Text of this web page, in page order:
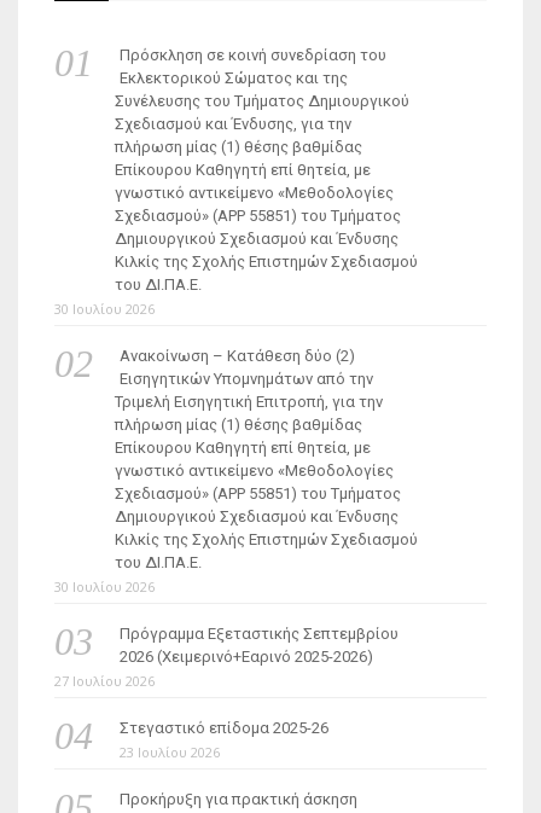
Πρόσκληση σε κοινή συνεδρίαση του
Εκλεκτορικού Σώματος και της
Συνέλευσης του Τμήματος Δημιουργικού
Σχεδιασμού και Ένδυσης, για την
πλήρωση μίας (1) θέσης βαθμίδας
Επίκουρου Καθηγητή επί θητεία, με
γνωστικό αντικείμενο «Μεθοδολογίες
Σχεδιασμού» (ΑΡΡ 55851) του Τμήματος
Δημιουργικού Σχεδιασμού και Ένδυσης
Κιλκίς της Σχολής Επιστημών Σχεδιασμού
του ΔΙ.ΠΑ.Ε.
30 Ιουλίου 2026
Ανακοίνωση – Κατάθεση δύο (2)
Εισηγητικών Υπομνημάτων από την
Τριμελή Εισηγητική Επιτροπή, για την
πλήρωση μίας (1) θέσης βαθμίδας
Επίκουρου Καθηγητή επί θητεία, με
γνωστικό αντικείμενο «Μεθοδολογίες
Σχεδιασμού» (ΑΡΡ 55851) του Τμήματος
Δημιουργικού Σχεδιασμού και Ένδυσης
Κιλκίς της Σχολής Επιστημών Σχεδιασμού
του ΔΙ.ΠΑ.Ε.
30 Ιουλίου 2026
Πρόγραμμα Εξεταστικής Σεπτεμβρίου
2026 (Χειμερινό+Εαρινό 2025-2026)
27 Ιουλίου 2026
Στεγαστικό επίδομα 2025-26
23 Ιουλίου 2026
Προκήρυξη για πρακτική άσκηση